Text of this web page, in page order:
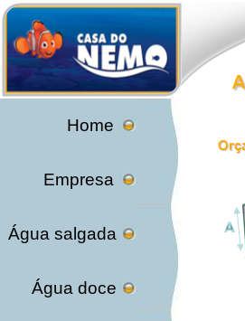
Home
Empresa
Água salgada
Água doce